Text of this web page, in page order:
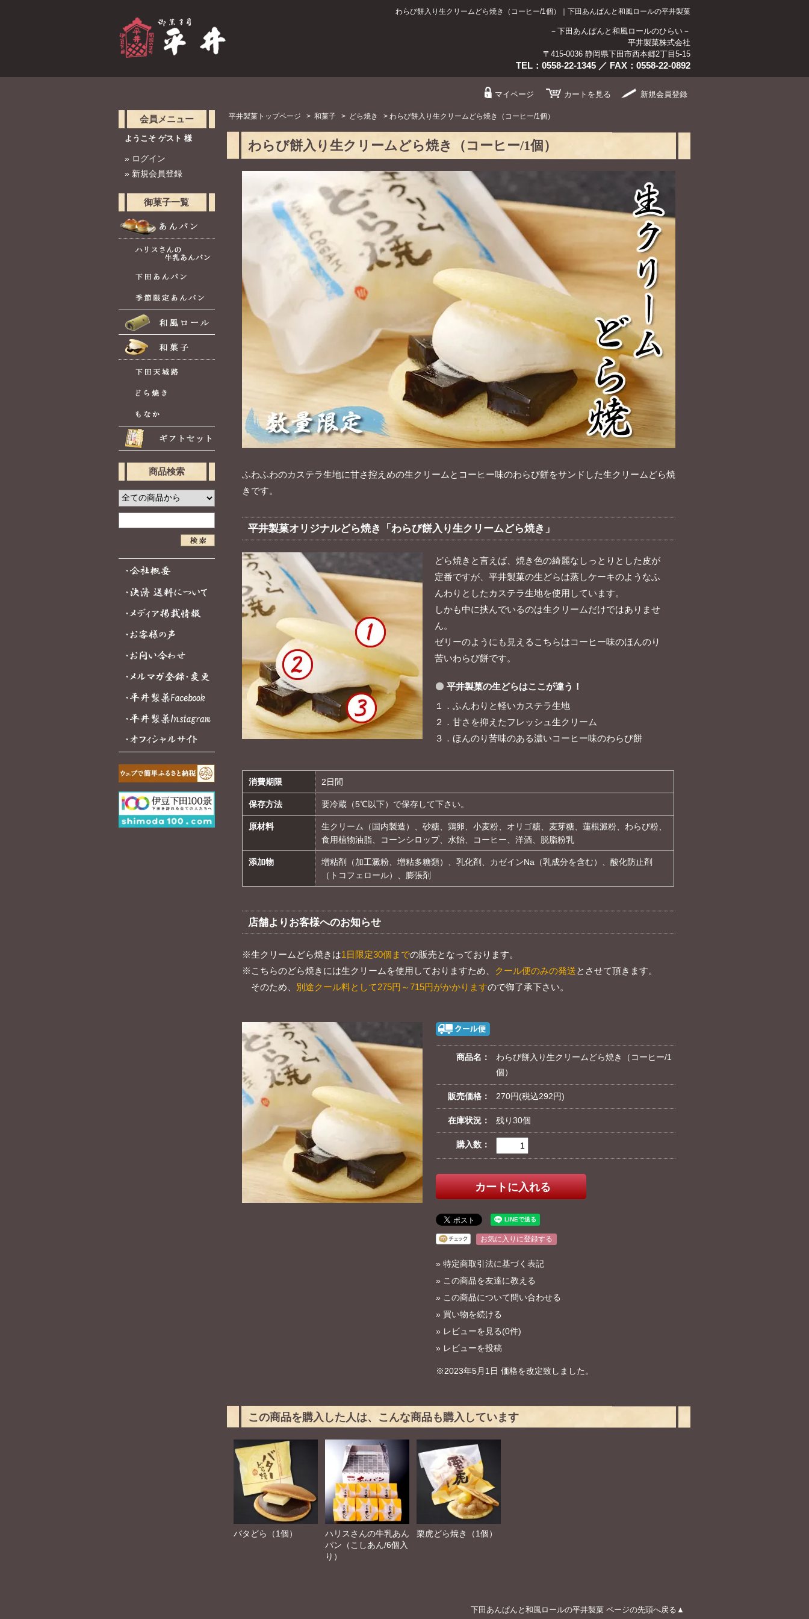
わらび餅入り生クリームどら焼き（コーヒー/1個）｜下田あんぱんと和風ロールの平井製菓
－下田あんぱんと和風ロールのひらい－
平井製菓株式会社
〒415-0036 静岡県下田市西本郷2丁目5-15
TEL： 0558-22-1345 ／ FAX：0558-22-0892
マイページ カート を見る 新規会員登録
平井製菓トップページ > 和菓子 > どら焼き > わらび餅入り生クリームどら焼き（コーヒー/1個）
わらび餅入り生クリームどら焼き（コーヒー/1個）
ふわふわのカステラ生地に甘さ控えめの生クリームとコーヒー味のわらび餅をサンドした生クリームどら焼
きです。
平井製菓オリジナルどら焼き「わらび餅入り生クリームどら焼き」
どら焼きと言えば、焼き色の綺麗なしっとりとした皮が
定番ですが、平井製菓の生どらは蒸しケーキのようなふ
んわりとしたカステラ生地を使用しています。
しかも中に挟んでいるのは生クリームだけではありませ
ん。
ゼリーのようにも見えるこちらはコーヒー味のほんのり
苦いわらび餅です。
平井製菓の生どらはここが違う！
１．ふんわりと軽いカステラ生地
２．甘さを抑えたフレッシュ生クリーム
３．ほんのり苦味のある濃いコーヒー味のわらび餅
消費期限 2日間
保存方法 要冷蔵（5℃以下）で保存して下さい。
原材料
生クリーム（国内製造）、砂糖、鶏卵、小麦粉、オリゴ糖、麦芽糖、蓮根澱粉、わらび粉、
食用植物油脂、コーンシロップ、水飴、コーヒー、洋酒、脱脂粉乳
添加物
増粘剤（加工澱粉、増粘多糖類）、乳化剤、カゼインNa（乳成分を含む）、酸化防止剤
（トコフェロール）、膨張剤
店舗よりお客様へのお知らせ
※生クリームどら焼きは1日限定30個までの販売となっております。
※こちらのどら焼きには生クリームを使用しておりますため、
クール便のみの発送とさせて頂きます。
そのため、 別途クール料として275円～715円がかかりますので御了承下さい。
商品名：
わらび餅入り生クリームどら焼き（コーヒー/1
個）
販売価格： 270円(税込292円)
在庫状況： 残り30個
購入数：
お気に入りに登録する
» 特定商取引法に基づく表記
» この商品を友達に教える
» この商品について問い合わせる
» 買い物を続ける
» レビューを見る(0件)
» レビューを投稿
※2023年5月1日 価格を改定致しました。
この商品を購入した人は、こんな商品も購入しています
バタどら（1個）
ハリスさんの牛乳あん
パン（こしあん/6個入
り）
栗虎どら焼き（1個）
会員メニュー
ようこそ ゲスト 様
» ログイン
» 新規会員登録
御菓子一覧
商品検索
下田あんぱんと和風ロールの平井製菓 ページの先頭へ戻る▲